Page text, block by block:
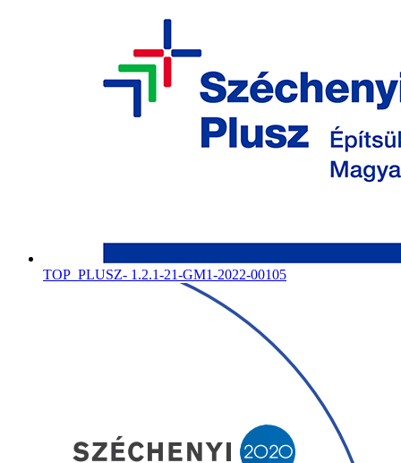
TOP_PLUSZ- 1.2.1-21-GM1-2022-00105